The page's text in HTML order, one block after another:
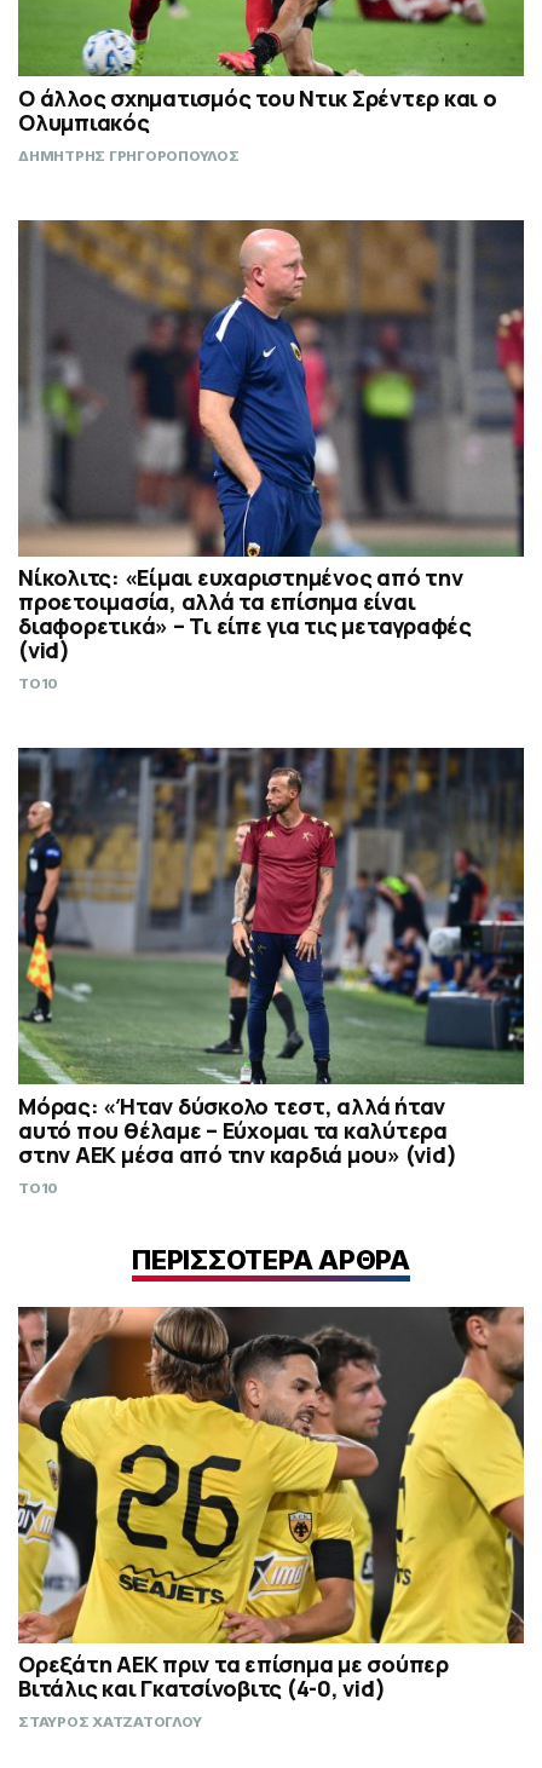
Ο άλλος σχηματισμός του Ντικ Σρέντερ και ο
Ολυμπιακός
ΔΗΜΗΤΡΗΣ ΓΡΗΓΟΡΟΠΟΥΛΟΣ
Νίκολιτς: «Είμαι ευχαριστημένος από την
προετοιμασία, αλλά τα επίσημα είναι
διαφορετικά» – Τι είπε για τις μεταγραφές
(vid)
TO10
Μόρας: «Ήταν δύσκολο τεστ, αλλά ήταν
αυτό που θέλαμε – Εύχομαι τα καλύτερα
στην ΑΕΚ μέσα από την καρδιά μου» (vid)
TO10
ΠΕΡΙΣΣΟΤΕΡΑ ΑΡΘΡΑ
Ορεξάτη ΑΕΚ πριν τα επίσημα με σούπερ
Βιτάλις και Γκατσίνοβιτς (4-0, vid)
ΣΤΑΥΡΟΣ ΧΑΤΖΑΤΟΓΛΟΥ